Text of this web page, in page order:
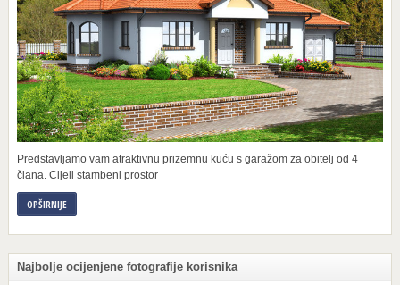
Predstavljamo vam atraktivnu prizemnu kuću s garažom za obitelj od 4
člana. Cijeli stambeni prostor
OPŠIRNIJE
Najbolje ocijenjene fotografije korisnika